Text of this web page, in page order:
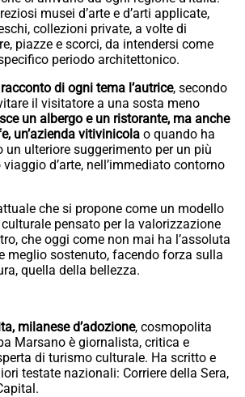
musei d’arte e d’arti applicate,
collezioni private, a volte di
piazze e scorci, da intendersi come
periodo architettonico.
di ogni tema l’autrice, secondo
il visitatore a una sosta meno
un albergo e un ristorante, ma anche
un’azienda vitivinicola o quando ha
un ulteriore suggerimento per un più
d’arte, nell’immediato contorno
che si propone come un modello
pensato per la valorizzazione
che oggi come non mai ha l’assoluta
meglio sostenuto, facendo forza sulla
quella della bellezza.
milanese d’adozione, cosmopolita
Marsano è giornalista, critica e
di turismo culturale. Ha scritto e
testate nazionali: Corriere della Sera,